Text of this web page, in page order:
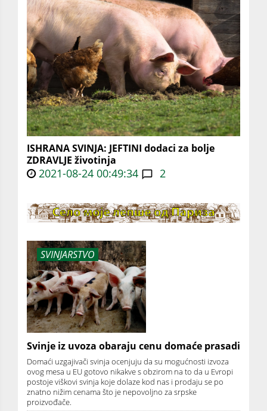
ISHRANA SVINJA: JEFTINI dodaci za bolje
ZDRAVLJE životinja
2021-08-24 00:49:34 2
SVINJARSTVO
Svinje iz uvoza obaraju cenu domaće prasadi
Domaći uzgajivači svinja ocenjuju da su mogućnosti izvoza
ovog mesa u EU gotovo nikakve s obzirom na to da u Evropi
postoje viškovi svinja koje dolaze kod nas i prodaju se po
znatno nižim cenama što je nepovoljno za srpske
proizvođače.